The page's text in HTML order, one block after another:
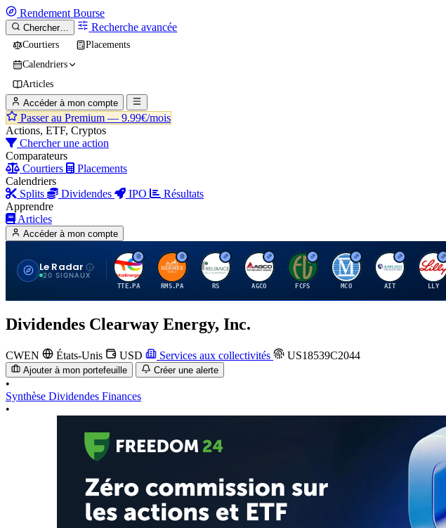
Rendement Bourse
Chercher… Recherche avancée
Courtiers
Placements
Calendriers
Articles
Accéder à mon compte
Passer au Premium — 9.99€/mois
Actions, ETF, Cryptos
Chercher une action
Comparateurs
Courtiers
Placements
Calendriers
Splits
Dividendes IPO
Résultats
Apprendre
Articles
Accéder à mon compte
Le Radar
20 SIGNAUX
T
TTE.PA
H
RMS.PA
R
RS
A
AGCO
F
FCFS
M
MCO
A
AIT
E
LLY
Dividendes Clearway Energy, Inc.
CWEN États-Unis USD Services aux collectivités US18539C2044
Ajouter à mon portefeuille Créer une alerte
•
Synthèse Dividendes Finances
•